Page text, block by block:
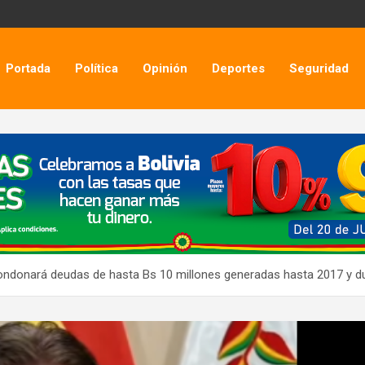
Portada Política Opinión Deportes Seguridad
deudas de hasta Bs 10 millones generadas hasta 2017 y